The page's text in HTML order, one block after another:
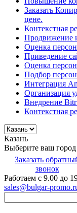
Заказать
цене.
Контекстная
Продвижение
Оценка
Приведение
Оценка
Подбор
Интеграция
Организация
Внедрение
Контекстная
Казань
Выберите ваш город
Заказать
звонок
Работаем с 9.00 до
sales@bulgar-